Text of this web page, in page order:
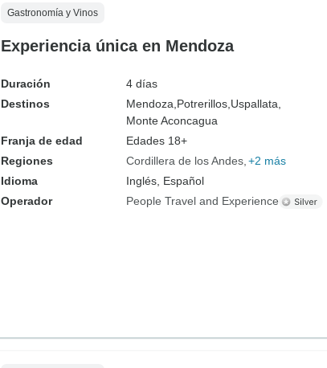
Gastronomía y Vinos
Experiencia única en Mendoza
Duración
4 días
Destinos
Mendoza, Potrerillos, Uspallata,
Monte Aconcagua
Franja de edad
Edades 18+
Regiones
Cordillera de los Andes +2 más
Idioma
Inglés, Español
Operador
People Travel and Experience